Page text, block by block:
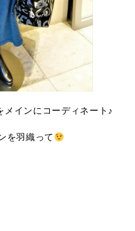
インにコーディネート♪
を羽織って